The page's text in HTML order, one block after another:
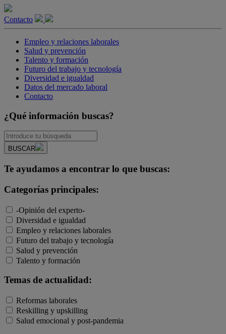
Contacto
Empleo y relaciones laborales
Salud y prevención
Talento y formación
Futuro del trabajo y tecnología
Diversidad e igualdad
Datos del mercado laboral
Contacto
¿Qué información buscas?
BUSCAR
Te ayudamos a encontrar lo que buscas:
Categorías principales:
-Opinión del experto-
Diversidad e igualdad
Empleo y relaciones laborales
Futuro del trabajo y tecnología
Salud y prevención
Talento y formación
Temas de actualidad:
Reformas laborales
Reskilling y upskilling
Salud emocional y post-pandemia